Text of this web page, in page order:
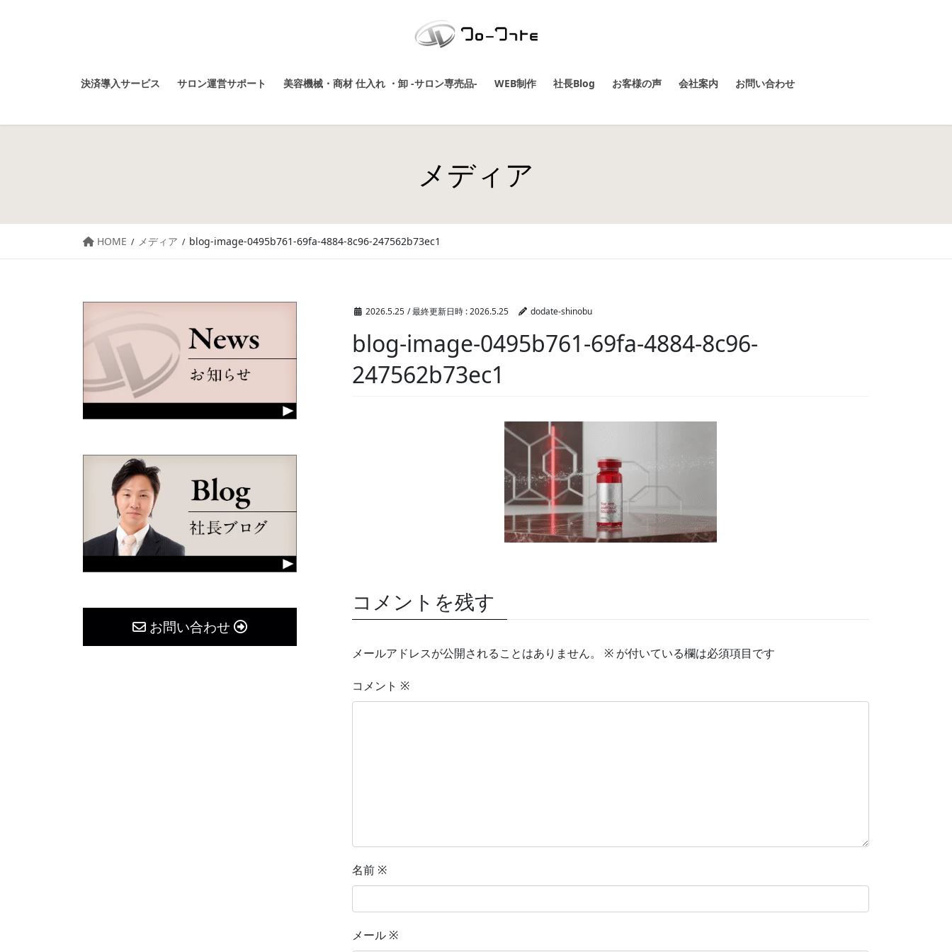
決済導入サービス サロン運営サポート 美容機械・商材 仕入れ ・卸 -サロン専売品- WEB制作 社長Blog お客様の声 会社案内 お問い合わせ
メディア
HOME メディア blog-image-0495b761-69fa-4884-8c96-247562b73ec1
2026.5.25 / 最終更新日時 :2026.5.25 dodate-shinobu
blog-image-0495b761-69fa-4884-8c96-
247562b73ec1
コメントを残す
メールアドレスが公開されることはありません。 ※ が付いている欄は必須項目です
コメント ※
名前 ※
メール ※
お問い合わせ